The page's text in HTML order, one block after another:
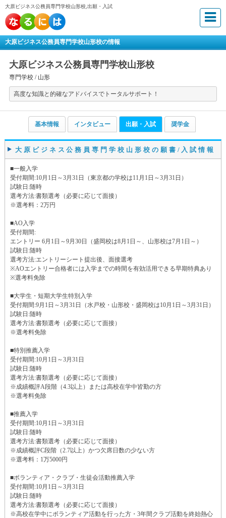
大原ビジネス公務員専門学校山形校,出願・入試
大原ビジネス公務員専門学校山形校の情報
大原ビジネス公務員専門学校山形校
専門学校 / 山形
高度な知識と的確なアドバイスでトータルサポート！
基本情報 インタビュー 出願・入試 奨学金
大原ビジネス公務員専門学校山形校の願書/入試情報
■一般入学
受付期間:10月1日～3月31日（東京都の学校は11月1日～3月31日）
試験日:随時
選考方法:書類選考（必要に応じて面接）
※選考料：2万円
■AO入学
受付期間:
エントリー 6月1日～9月30日（盛岡校は8月1日～、山形校は7月1日～）
試験日:随時
選考方法:エントリーシート提出後、面接選考
※AOエントリー合格者には入学までの時間を有効活用できる早期特典あり
※選考料免除
■大学生・短期大学生特別入学
受付期間:9月1日～3月31日（水戸校・山形校・盛岡校は10月1日～3月31日）
試験日:随時
選考方法:書類選考（必要に応じて面接）
※選考料免除
■特別推薦入学
受付期間:10月1日～3月31日
試験日:随時
選考方法:書類選考（必要に応じて面接）
※成績概評A段階（4.3以上）または高校在学中皆勤の方
※選考料免除
■推薦入学
受付期間:10月1日～3月31日
試験日:随時
選考方法:書類選考（必要に応じて面接）
※成績概評C段階（2.7以上）かつ欠席日数の少ない方
※選考料：1万5000円
■ボランティア・クラブ・生徒会活動推薦入学
受付期間:10月1日～3月31日
試験日:随時
選考方法:書類選考（必要に応じて面接）
※高校在学中にボランティア活動を行った方・3年間クラブ活動を終始熱心